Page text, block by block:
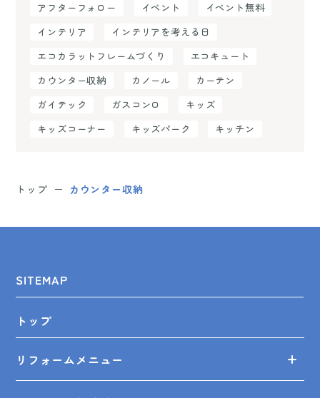
アフターフォロー
イベント
イベント無料
インテリア
インテリアを考える日
エコカラットフレームづくり
エコキュート
カウンター収納
カノール
カーテン
ガイテック
ガスコンロ
キッズ
キッズコーナー
キッズパーク キッチン
トップ カウンター収納
SITEMAP
トップ
リフォームメニュー